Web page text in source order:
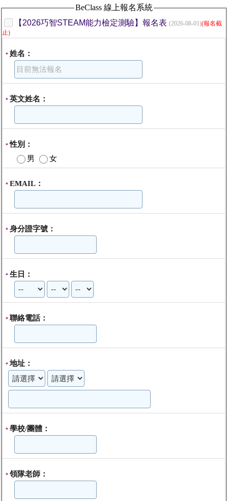
BeClass 線上報名系統
【2026巧智STEAM能力檢定測驗】報名表 (2026-08-01)(報名截
止)
*姓名：
*英文姓名：
*性別：
男
女
* EMAIL：
*身分證字號：
*生日：
*聯絡電話：
*地址：
*學校/團體：
*領隊老師：